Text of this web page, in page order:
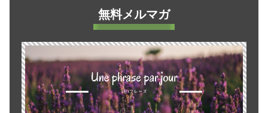
無料メルマガ